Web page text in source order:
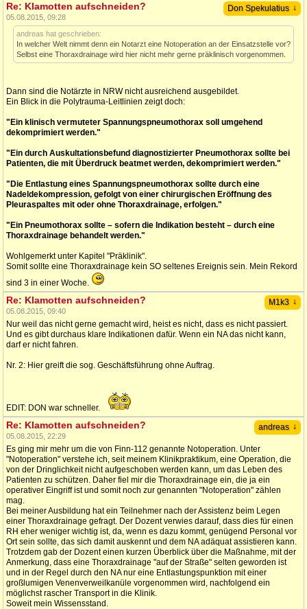
Don Spekulatius ↓
Re: Klamotten aufschneiden?
05.08.2015, 09:28
andreas hat geschrieben:
In welcher Welt nimmt denn ein Notarzt eine Notoperation an der Einsatzstelle vor?
Selbst eine Thoraxdrainage wird hier nicht mehr gerne präklinisch vorgenommen.
Dann sind die Notärzte in NRW nicht ausreichend ausgebildet.
Ein Blick in die Polytrauma-Leitlinien zeigt doch:
"Ein klinisch vermuteter Spannungspneumothorax soll umgehend
dekomprimiert werden."
"Ein durch Auskultationsbefund diagnostizierter Pneumothorax sollte bei
Patienten, die mit Überdruck beatmet werden, dekomprimiert werden."
"Die Entlastung eines Spannungspneumothorax sollte durch eine
Nadeldekompression, gefolgt von einer chirurgischen Eröffnung des
Pleuraspaltes mit oder ohne Thoraxdrainage, erfolgen."
"Ein Pneumothorax sollte – sofern die Indikation besteht – durch eine
Thoraxdrainage behandelt werden."
Wohlgemerkt unter Kapitel "Präklinik".
Somit sollte eine Thoraxdrainage kein SO seltenes Ereignis sein. Mein Rekord
sind 3 in einer Woche.
M1k3 ↓
Re: Klamotten aufschneiden?
05.08.2015, 09:40
Nur weil das nicht gerne gemacht wird, heist es nicht, dass es nicht passiert.
Und es gibt durchaus klare Indikationen dafür. Wenn ein NA das nicht kann,
darf er nicht fahren.
Nr. 2: Hier greift die sog. Geschäftsführung ohne Auftrag.
EDIT: DON war schneller.
andreas ↓
Re: Klamotten aufschneiden?
05.08.2015, 22:29
Es ging mir mehr um die von Finn-112 genannte Notoperation. Unter
"Notoperation" verstehe ich, seit meinem Klinikpraktikum, eine Operation, die
von der Dringlichkeit nicht aufgeschoben werden kann, um das Leben des
Patienten zu schützen. Daher fiel mir die Thoraxdrainage ein, die ja ein
operativer Eingriff ist und somit noch zur genannten "Notoperation" zählen
mag.
Bei meiner Ausbildung hat ein Teilnehmer nach der Assistenz beim Legen
einer Thoraxdrainage gefragt. Der Dozent verwies darauf, dass dies für einen
RH eher weniger wichtig ist, da, wenn es dazu kommt, genügend Personal vor
Ort sein sollte, das sich damit auskennt und dem NA adäquat assistieren kann.
Trotzdem gab der Dozent einen kurzen Überblick über die Maßnahme, mit der
Anmerkung, dass eine Thoraxdrainage "auf der Straße" selten geworden ist
und in der Regel durch den NA nur eine Entlastungspunktion mit einer
großlumigen Venenverweilkanüle vorgenommen wird, nachfolgend ein
möglichst rascher Transport in die Klinik.
Soweit mein Wissensstand.